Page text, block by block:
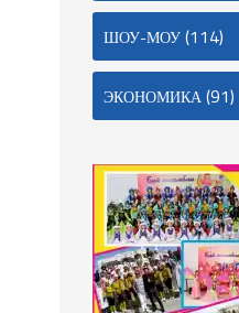
ШОУ-МОУ(114)
ЭКОНОМИКА(91)